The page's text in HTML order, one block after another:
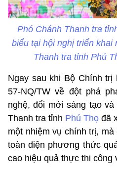
Phó Chánh Thanh tra
biểu tại hội nghị triển khai
Thanh tra tỉnh Phú
Ngay sau khi Bộ Chính trị
57-NQ/TW về đột phá
nghệ, đổi mới sáng tạo
Thanh tra tỉnh Phú Thọ đã
một nhiệm vụ chính trị,
toàn diện phương thức
cao hiệu quả thực thi công